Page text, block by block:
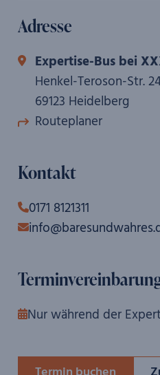
Adresse
Expertise-Bus bei
Henkel-Teroson-Str.
69123 Heidelberg
Routeplaner
Kontakt
0171 8121311
Nur während der